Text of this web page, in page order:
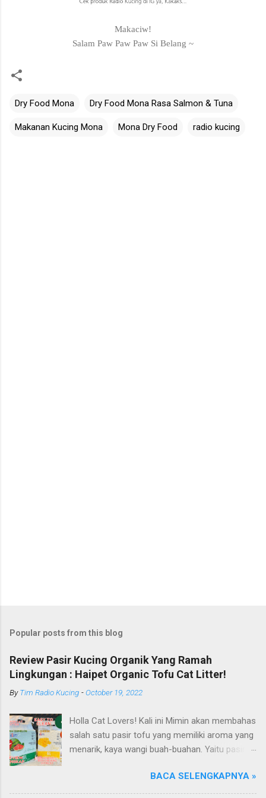
Makaciw!
Salam Paw Paw Paw Si Belang ~
Dry Food Mona Dry Food Mona Rasa Salmon & Tuna
Makanan Kucing Mona Mona Dry Food radio kucing
Popular posts from this blog
Review Pasir Kucing Organik Yang Ramah
Lingkungan : Haipet Organic Tofu Cat Litter!
ByTim Radio Kucing -October 19, 2022
Holla Cat Lovers! Kali ini Mimin akan membahas
salah satu pasir tofu yang memiliki aroma yang
menarik, kaya wangi buah-buahan. Yaitu pasir
Haipet merupakan salah satu merk produk
kucing yang diproduksi oleh PT. Arthacat Tirta
BACA SELENGKAPNYA »